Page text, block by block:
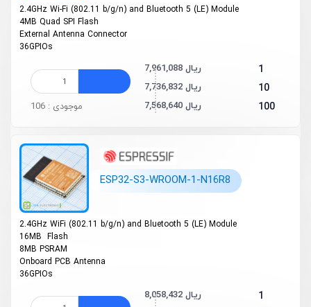
2.4GHz Wi-Fi (802.11 b/g/n) and Bluetooth 5 (LE) Module
4MB Quad SPI Flash
External Antenna Connector
36GPIOs
1 7,961,088 ریال
10 7,736,832 ریال
100 7,568,640 ریال موجودی : 106
ESP32-S3-WROOM-1-N16R8
2.4GHz Wi­Fi (802.11 b/g/n) and Bluetooth 5 (LE) Module
16MB Flash
8MB PSRAM
On­board PCB Antenna
36GPIOs
1 8,058,432 ریال